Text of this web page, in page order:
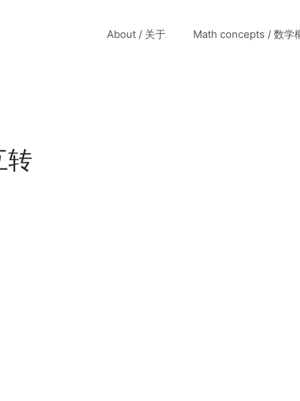
About / 关于 Math concepts / 数学
转